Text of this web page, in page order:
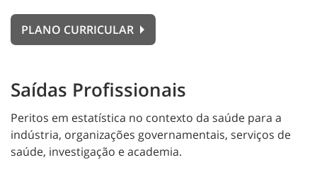
PLANO CURRICULAR
Saídas Profissionais
Peritos em estatística no contexto da saúde para a
indústria, organizações governamentais, serviços de
saúde, investigação e academia.